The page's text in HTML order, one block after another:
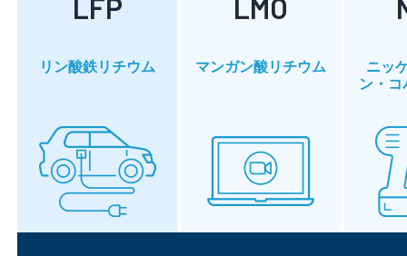
LFP LMO
リン酸鉄リチウム マンガン酸リチウム
ニッ
ン・